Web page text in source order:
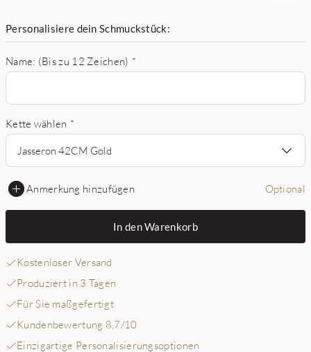
Personalisiere dein Schmuckstück:
Name: (Bis zu 12 Zeichen) *
Kette wählen *
Jasseron 42CM Gold
Anmerkung hinzufügen Optional
In den Warenkorb
Kostenloser Versand
Produziert in 3 Tagen
Für Sie maßgefertigt
Kundenbewertung 8,7/10
Einzigartige Personalisierungsoptionen